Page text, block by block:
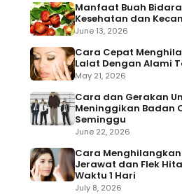
Manfaat Buah
Kesehatan dan
June 13, 2026
Cara Cepat
Lalat Dengan Alami
May 21, 2026
Cara dan Gerakan
Meninggikan Badan
Seminggu
June 22, 2026
Cara Menghilangkan
Jerawat dan Flek
Waktu 1 Hari
July 8, 2026